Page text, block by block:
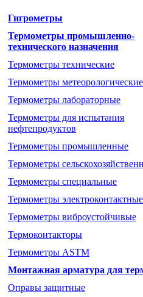
Гигрометры
Термометры промышленно-
технического назначения
Термометры технические
Термометры метеорологические
Термометры лабораторные
Термометры для испытания
нефтепродуктов
Термометры промышленные
Термометры
Термометры специальные
Термометры электроконтактные
Термометры виброустойчивые
Термоконтакторы
Термометры ASTM
Монтажная арматура для
Оправы защитные